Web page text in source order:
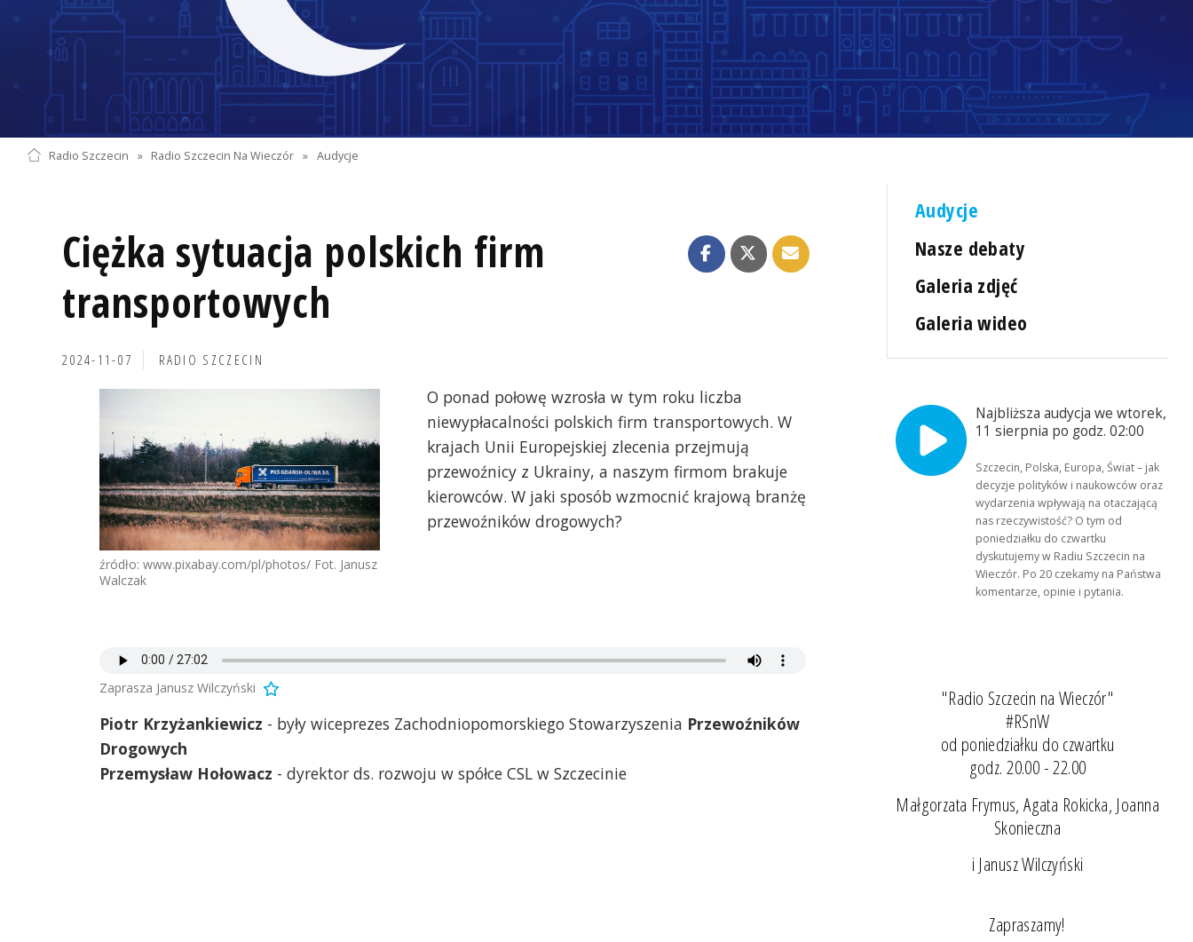
Radio Szczecin » Radio Szczecin Na Wieczór » Audycje
Ciężka sytuacja polskich firm
transportowych
2024-11-07 RADIO SZCZECIN
źródło: www.pixabay.com/pl/photos/ Fot. Janusz
Walczak
O ponad połowę wzrosła w tym roku liczba
niewypłacalności polskich firm transportowych. W
krajach Unii Europejskiej zlecenia przejmują
przewoźnicy z Ukrainy, a naszym firmom brakuje
kierowców. W jaki sposób wzmocnić krajową branżę
przewoźników drogowych?
Zaprasza Janusz Wilczyński
Piotr Krzyżankiewicz - były wiceprezes Zachodniopomorskiego Stowarzyszenia Przewoźników
Drogowych
Przemysław Hołowacz - dyrektor ds. rozwoju w spółce CSL w Szczecinie
Audycje
Nasze debaty
Galeria zdjęć
Galeria wideo
Najbliższa audycja we wtorek,
11 sierpnia po godz. 02:00
Szczecin, Polska, Europa, Świat – jak
decyzje polityków i naukowców oraz
wydarzenia wpływają na otaczającą
nas rzeczywistość? O tym od
poniedziałku do czwartku
dyskutujemy w Radiu Szczecin na
Wieczór. Po 20 czekamy na Państwa
komentarze, opinie i pytania.
"Radio Szczecin na Wieczór"
#RSnW
od poniedziałku do czwartku
godz. 20.00 - 22.00
Małgorzata Frymus, Agata Rokicka, Joanna
Skonieczna
i Janusz Wilczyński
Zapraszamy!